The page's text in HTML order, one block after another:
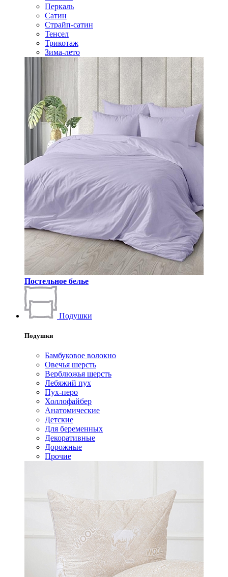
Перкаль
Сатин
Страйп-сатин
Тенсел
Трикотаж
Зима-лето
Постельное белье
Подушки
Подушки
Бамбуковое волокно
Овечья шерсть
Верблюжья шерсть
Лебяжий пух
Пух-перо
Холлофайбер
Анатомические
Детские
Для беременных
Декоративные
Дорожные
Прочие